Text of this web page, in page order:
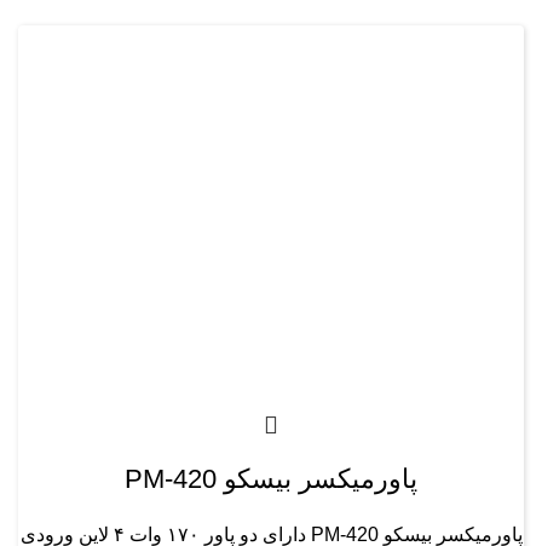
پاورمیکسر بیسکو PM-420
پاورمیکسر بیسکو PM-420 دارای دو پاور ۱۷۰ وات ۴ لاین ورودی